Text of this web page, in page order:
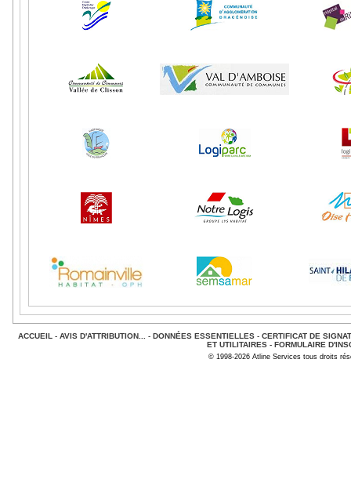
ACCUEIL - AVIS D'ATTRIBUTION... - DONNÉES ESSENTIELLES- CERTIFICAT DE
ET UTILITAIRES - FORMULAIRE
© 1998-2026 Atline Services tous droits